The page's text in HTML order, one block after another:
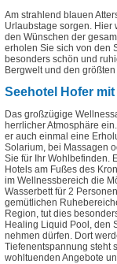
Am strahlend blauen
Urlaubstage sorgen. Hier
den Wünschen der
erholen Sie sich von den
besonders schön und
Bergwelt und den
Seehotel Hofer
Das großzügige
herrlicher Atmosphäre
er auch einmal eine
Solarium, bei Massagen
Sie für Ihr Wohlbefinden.
Hotels am Fußes des
im Wellnessbereich die
Wasserbett für 2
gemütlichen
Region, tut dies
Healing Liquid Pool, den
nehmen dürfen. Dort
Tiefenentspannung steht
wohltuenden Angebote